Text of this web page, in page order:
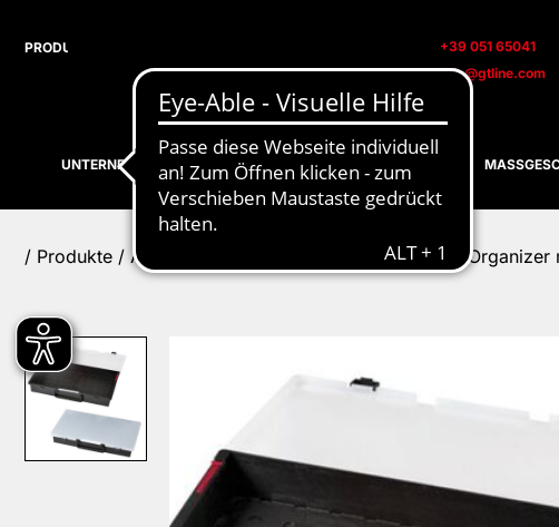
+39 051 65041
info@gtline.com
UNTERNEHMEN PRODUKTE
/ Produkte / All In One Modular System / AIBOX6.E –